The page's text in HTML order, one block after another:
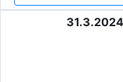
31.3.2024